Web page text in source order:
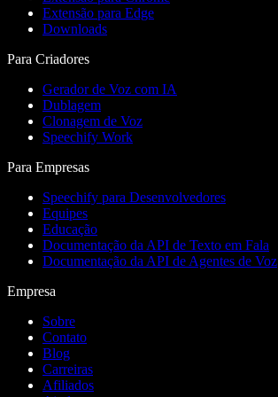
Extensão para Edge
Downloads
Para Criadores
Gerador de Voz com IA
Dublagem
Clonagem de Voz
Speechify Work
Para Empresas
Speechify para Desenvolvedores
Equipes
Educação
Documentação da API de Texto em Fala
Documentação da API de Agentes de Voz
Empresa
Sobre
Contato
Blog
Carreiras
Afiliados